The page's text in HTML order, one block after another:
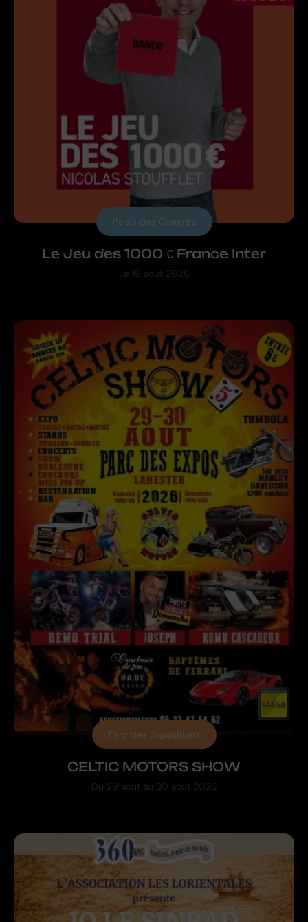
Le Jeu des 1000 € France Inter
Palais des Congrès
Le 19 août 2026
CELTIC MOTORS SHOW
Parc des Expositions
Du 29 août au 30 août 2026